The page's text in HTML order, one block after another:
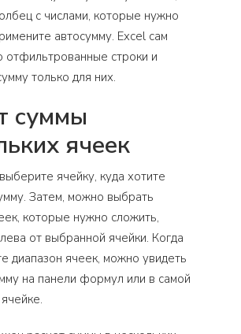
с числами, которые нужно
автосумму. Excel сам
отфильтрованные строки и
только для них.
суммы
ячеек
ячейку, куда хотите
Затем, можно выбрать
которые нужно сложить,
от выбранной ячейки. Когда
диапазон ячеек, можно увидеть
на панели формул или в самой